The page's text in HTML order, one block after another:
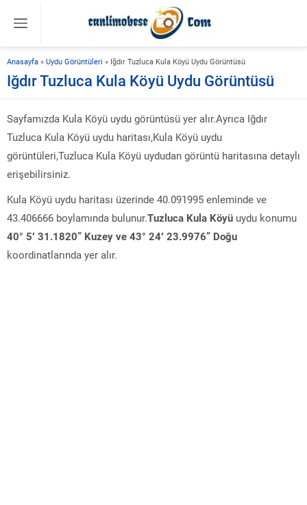
Anasayfa » Uydu Görüntüleri » Iğdır Tuzluca Kula Köyü Uydu Görüntüsü
Iğdır Tuzluca Kula Köyü Uydu Görüntüsü
Sayfamızda Kula Köyü uydu görüntüsü yer alır.Ayrıca Iğdır
Tuzluca Kula Köyü uydu haritası,Kula Köyü uydu
görüntüleri,Tuzluca Kula Köyü uydudan görüntü haritasına detaylı
erişebilirsiniz.
Kula Köyü uydu haritası üzerinde 40.091995 enleminde ve
43.406666 boylamında bulunur.Tuzluca Kula Köyü uydu konumu
40° 5′ 31.1820” Kuzey ve 43° 24′ 23.9976” Doğu
koordinatlarında yer alır.